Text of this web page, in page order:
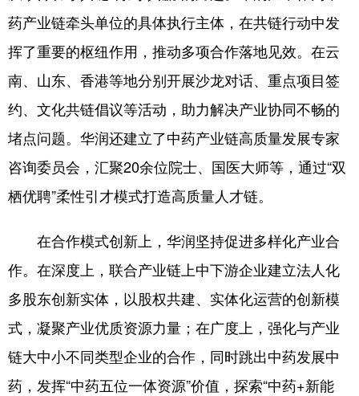
药产业链牵头单位的具体执行主体，在共链行动中发
挥了重要的枢纽作用，推动多项合作落地见效。在云
南、山东、香港等地分别开展沙龙对话、重点项目签
约、文化共链倡议等活动，助力解决产业协同不畅的
堵点问题。华润还建立了中药产业链高质量发展专家
咨询委员会，汇聚20余位院士、国医大师等，通过“双
栖优聘”柔性引才模式打造高质量人才链。
在合作模式创新上，华润坚持促进多样化产业合
作。在深度上，联合产业链上中下游企业建立法人化
多股东创新实体，以股权共建、实体化运营的创新模
式，凝聚产业优质资源力量；在广度上，强化与产业
链大中小不同类型企业的合作，同时跳出中药发展中
药，发挥“中药五位一体资源”价值，探索“中药+新能